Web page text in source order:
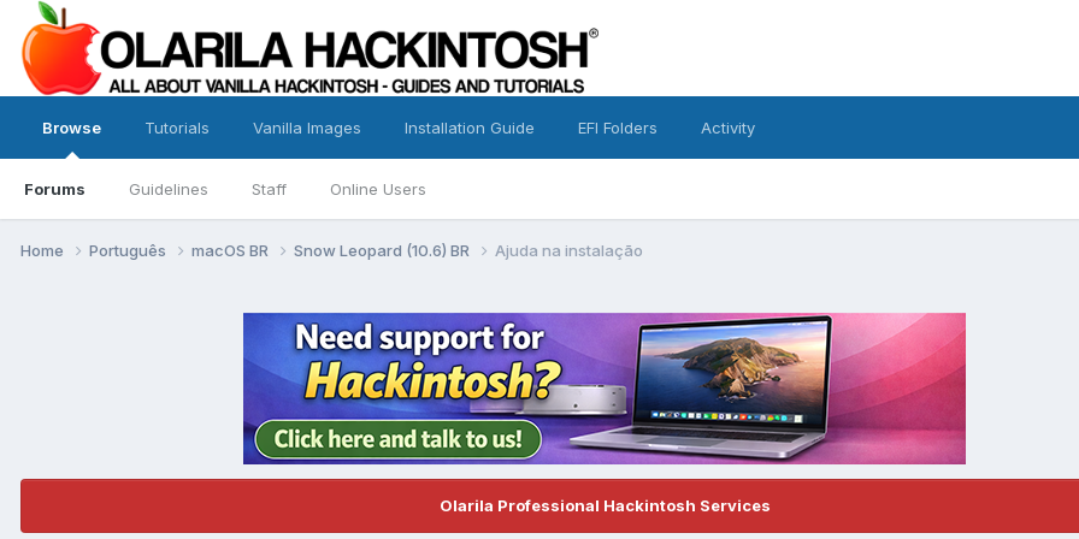
Browse
Forums Guidelines Staff Online Users
Tutorials Vanilla Images Installation Guide EFI Folders Activity
Home Português macOS BR Snow Leopard (10.6) BR Ajuda na instalação
Olarila Professional Hackintosh Services